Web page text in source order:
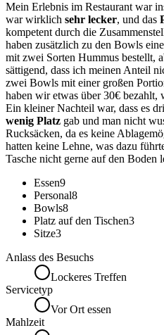
Mein Erlebnis im Restaurant war
war wirklich sehr lecker, und das
kompetent durch die
haben zusätzlich zu den Bowls
mit zwei Sorten Hummus bestellt,
sättigend, dass ich meinen Anteil
zwei Bowls mit einer großen
haben wir etwas über 30€ bezahlt,
Ein kleiner Nachteil war, dass es
wenig Platz gab und man nicht
Rucksäcken, da es keine
hatten keine Lehne, was dazu
Tasche nicht gerne auf den Boden
Essen9
Personal8
Bowls8
Platz auf den Tischen3
Sitze3
Anlass des Besuchs
Lockeres Treffen
Servicetyp
Vor Ort essen
Mahlzeit